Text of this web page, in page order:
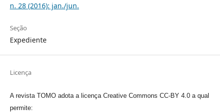
n. 28 (2016): jan./jun.
Seção
Expediente
Licença
A revista TOMO adota a licença Creative Commons CC-BY 4.0 a qual
permite: